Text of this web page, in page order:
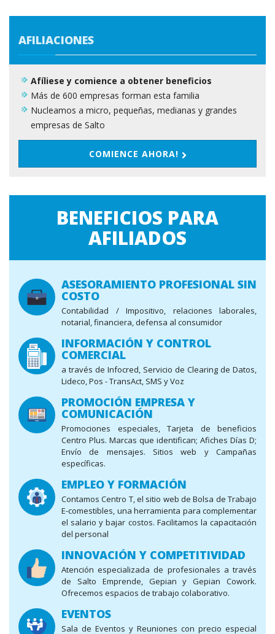
AFILIACIONES
Afíliese y comience a obtener beneficios
Más de 600 empresas forman esta familia
Nucleamos a micro, pequeñas, medianas y grandes
empresas de Salto
COMIENCE AHORA!
BENEFICIOS PARA
AFILIADOS
ASESORAMIENTO PROFESIONAL SIN
COSTO
Contabilidad / Impositivo, relaciones laborales,
notarial, financiera, defensa al consumidor
INFORMACIÓN Y CONTROL
COMERCIAL
a través de Infocred, Servicio de Clearing de Datos,
Lideco, Pos - TransAct, SMS y Voz
PROMOCIÓN EMPRESA Y
COMUNICACIÓN
Promociones especiales, Tarjeta de beneficios
Centro Plus. Marcas que identifican; Afiches Días D;
Envío de mensajes. Sitios web y Campañas
específicas.
EMPLEO Y FORMACIÓN
Contamos Centro T, el sitio web de Bolsa de Trabajo
E-comestibles, una herramienta para complementar
el salario y bajar costos. Facilitamos la capacitación
del personal
INNOVACIÓN Y COMPETITIVIDAD
Atención especializada de profesionales a través
de Salto Emprende, Gepian y Gepian Cowork.
Ofrecemos espacios de trabajo colaborativo.
EVENTOS
Sala de Eventos y Reuniones con precio especial